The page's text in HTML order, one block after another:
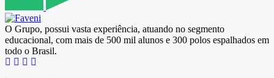
O Grupo, possui vasta experiência, atuando no segmento
educacional, com mais de 500 mil alunos e 300 polos espalhados em
todo o Brasil.